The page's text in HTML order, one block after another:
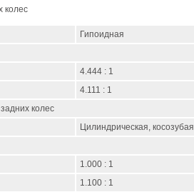
колес
Гипоидная
4.444 : 1
4.111 : 1
колес
Цилиндрическая, косозубая
1.000 : 1
1.100 : 1